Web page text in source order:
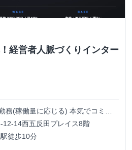
経営者人脈づくりインター
務(稼働量に応じる) 本気でコミッ
な実績と報酬を得られる環境で
12-14西五反田プレイス8階
徒歩10分